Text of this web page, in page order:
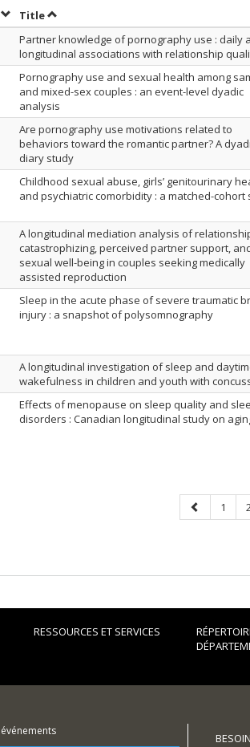
Sort by date in ascending order
TitleSort by title in ascending order
Partner knowledge of pornography use : daily
longitudinal associations with relationship
Pornography use and sexual health among
and mixed-sex couples : an event-level dyadic
analysis
Are pornography use motivations related to
behaviors toward the romantic partner? A
diary study
Childhood sexual abuse, girls’ genitourinary
and psychiatric comorbidity : a matched-cohort
A longitudinal mediation analysis of
catastrophizing, perceived partner support,
sexual well-being in couples seeking medically
assisted reproduction
Sleep in the acute phase of severe traumatic
injury : a snapshot of polysomnography
A longitudinal investigation of sleep and
wakefulness in children and youth with
Effects of menopause on sleep quality and
disorders : Canadian longitudinal study on
Previous
page
Page
1
RESSOURCES ET SERVICES